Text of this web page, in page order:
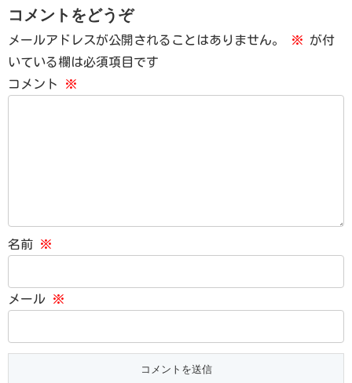
コメントをどうぞ
メールアドレスが公開されることはありません。 ※ が付
いている欄は必須項目です
コメント
※
名前 ※
メール ※